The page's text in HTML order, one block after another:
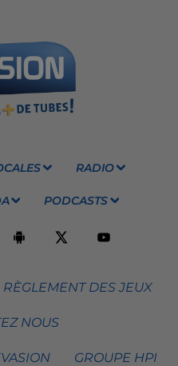
RADIO
PODCASTS
RÈGLEMENT DES JEUX
NOUS
GROUPE HPI